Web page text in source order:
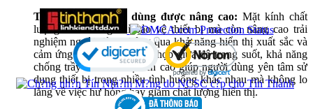
Trải nghiệm người dùng được nâng cao:Mặt kính chất
lượng cao không chỉ bảo vệ thiết bị mà còn nâng cao trải
nghiệm người dùng thông qua khả năng hiển thị xuất sắc và
cảm ứng mượt mà. Sự kết hợp giữa độ trong suốt, khả năng
chống trầy xước và độ bền cao giúp người dùng yên tâm sử
dụng thiết bị trong nhiều tình huống khác nhau mà không lo
lắng về việc hư hỏng hay giảm chất lượng hiển thị.